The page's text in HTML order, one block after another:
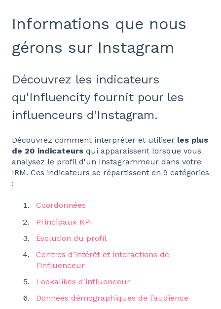
Informations que nous
gérons sur Instagram
Découvrez les indicateurs
qu'Influencity fournit pour les
influenceurs d’Instagram.
Découvrez comment interpréter et utiliser les plus
de 20 indicateurs qui apparaissent lorsque vous
analysez le profil d'un Instagrammeur dans votre
IRM. Ces indicateurs se répartissent en 9 catégories
:
Coordonnées
Principaux KPI
Évolution du profil
Centres d’intérêt et interactions de
l’influenceur
Lookalikes d'influenceur
Données démographiques de l’audience